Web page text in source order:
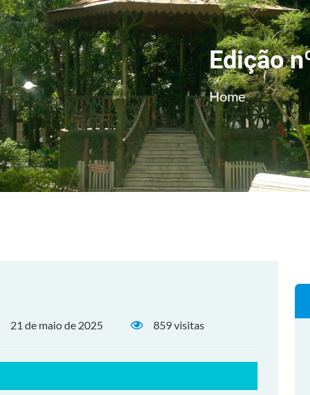
Edição
Home
21 de maio de 2025 859 visitas